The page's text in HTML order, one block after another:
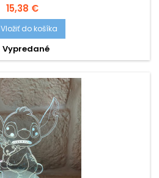
Cena
15,38 €
Vložiť do košíka
Vypredané